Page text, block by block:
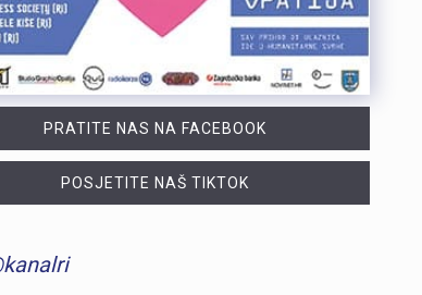
PRATITE NAS NA FACEBOOK
POSJETITE NAŠ TIKTOK